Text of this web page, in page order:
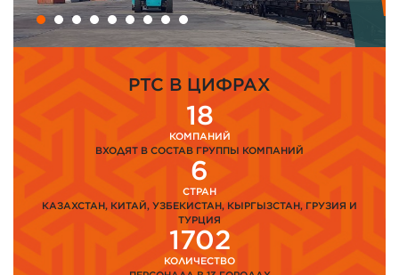
PTC В ЦИФРАХ
18
КОМПАНИЙ
ВХОДЯТ В СОСТАВ ГРУППЫ КОМПАНИЙ
6
СТРАН
КАЗАХСТАН, КИТАЙ, УЗБЕКИСТАН, КЫРГЫЗСТАН, ГРУЗИЯ И
ТУРЦИЯ
1702
КОЛИЧЕСТВО